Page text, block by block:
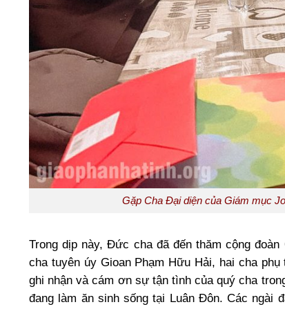
Gặp Cha Đại diện của Giám mục
Trong dịp này, Đức cha đã đến thăm cộng
cha tuyên úy Gioan Phạm Hữu Hải, hai cha
ghi nhận và cám ơn sự tận tình của quý cha
đang làm ăn sinh sống tại Luân Đôn. Các ngài